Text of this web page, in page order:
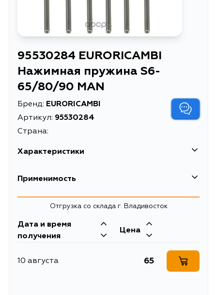
95530284 EURORICAMBI
Нажимная пружина S6-
65/80/90 MAN
Бренд: EURORICAMBI
Артикул: 95530284
Страна:
Характеристики
Масса, кг 0.001
Описание
Применимость
Отгрузка со склада г. Владивосток
Дата и время
получения
Цена
10 августа 65